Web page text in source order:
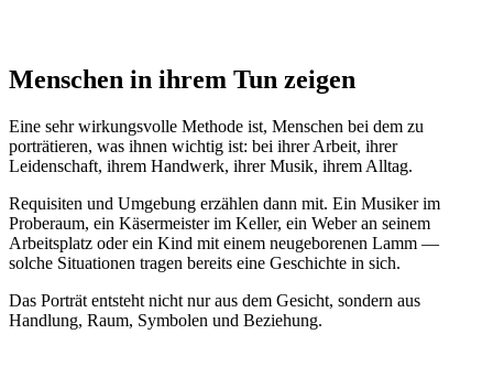
Menschen in ihrem Tun zeigen
Eine sehr wirkungsvolle Methode ist, Menschen bei dem zu
porträtieren, was ihnen wichtig ist: bei ihrer Arbeit, ihrer
Leidenschaft, ihrem Handwerk, ihrer Musik, ihrem Alltag.
Requisiten und Umgebung erzählen dann mit. Ein Musiker im
Proberaum, ein Käsermeister im Keller, ein Weber an seinem
Arbeitsplatz oder ein Kind mit einem neugeborenen Lamm —
solche Situationen tragen bereits eine Geschichte in sich.
Das Porträt entsteht nicht nur aus dem Gesicht, sondern aus
Handlung, Raum, Symbolen und Beziehung.